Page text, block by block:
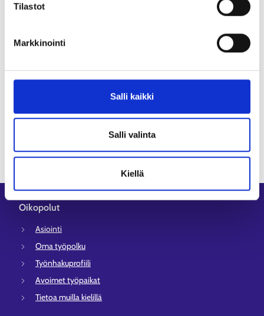
Tilastot
Markkinointi
Salli kaikki
Salli valinta
Kiellä
työnantajaneuvonta tarjoaa sinulle yleistason
Tutustu palveluun
Oikopolut
Asiointi
Oma työpolku
Työnhakuprofiili
Avoimet työpaikat
Tietoa muilla kielillä